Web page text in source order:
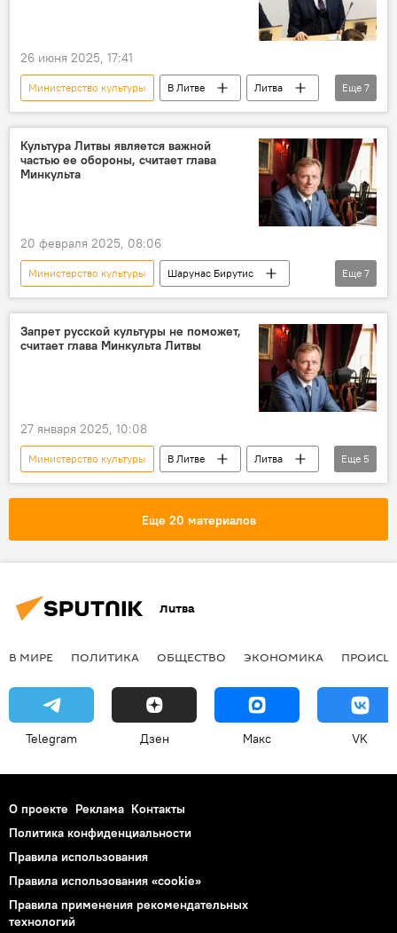
26 июня 2025, 17:41
Министерство культуры В Литве
Литва
Шарунас Бирутис
военные расходы
расходы на оборонку
Политика
Общество
НАТО
Еще 7
Культура Литвы является важной
частью ее обороны, считает глава
Минкульта
20 февраля 2025, 08:06
Министерство культуры
Шарунас Бирутис
Литва
В Литве
Культура
оборона
культура
Еще 7
Запрет русской культуры не поможет,
считает глава Минкульта Литвы
27 января 2025, 10:08
Министерство культуры В Литве
Литва
Культура
Россия
Шарунас Бирутис
Еще 5
Еще 20 материалов
Литва
В МИРЕ ПОЛИТИКА ОБЩЕСТВО ЭКОНОМИКА
Telegram Дзен Макс VK
О проекте Реклама Контакты
Политика конфиденциальности
Правила использования
Правила использования «cookie»
Правила применения рекомендательных
технологий